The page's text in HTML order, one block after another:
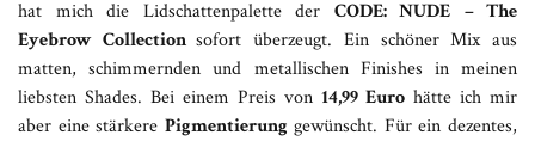
hat mich die Lidschattenpalette der CODE: NUDE – The
Eyebrow Collectionsofort überzeugt. Ein schöner Mix aus
matten, schimmernden und metallischen Finishes in meinen
liebsten Shades. Bei einem Preis von 14,99 Euro hätte ich mir
aber eine stärkere Pigmentierung gewünscht. Für ein dezentes,